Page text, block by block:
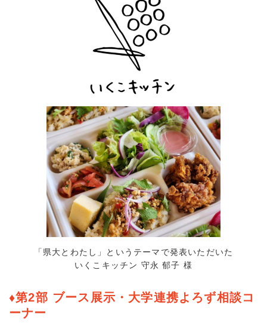
「県大とわたし」というテーマで発表いただいた
いくこキッチン 守永 郁子 様
♦第2部 ブース展示・大学連携よろず相談コ
ーナー